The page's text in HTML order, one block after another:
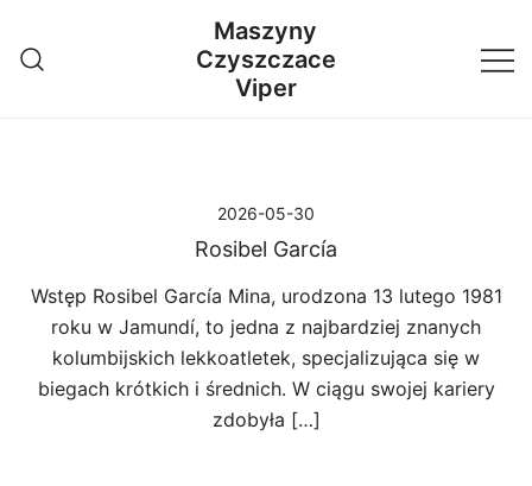
treści
Maszyny
Czyszczace
Viper
2026-05-30
Rosibel García
Wstęp Rosibel García Mina, urodzona 13 lutego 1981
roku w Jamundí, to jedna z najbardziej znanych
kolumbijskich lekkoatletek, specjalizująca się w
biegach krótkich i średnich. W ciągu swojej kariery
zdobyła […]